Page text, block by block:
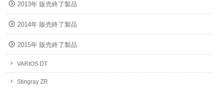
2013年 販売終了製品
2014年 販売終了製品
2015年 販売終了製品
VARIOS DT
Stingray ZR